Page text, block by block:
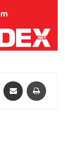
Viber Podijeli putem E-maila